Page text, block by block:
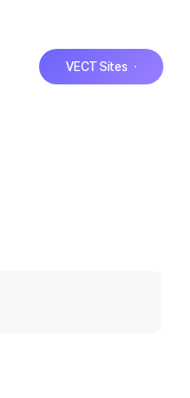
VECT Sites ·